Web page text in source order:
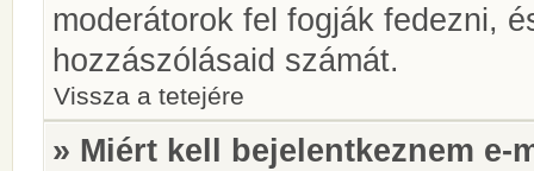
moderátorok fel fogják fedezni,
hozzászólásaid számát.
Vissza a tetejére
» Miért kell bejelentkeznem e-